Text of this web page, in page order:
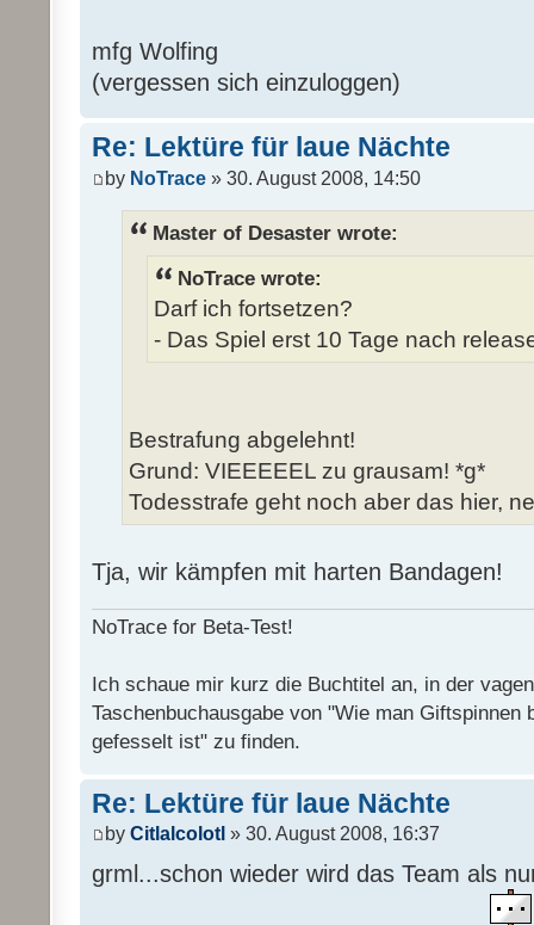
mfg Wolfing
(vergessen sich einzuloggen)
Re: Lektüre für laue Nächte
by NoTrace » 30. August 2008, 14:50
Master of Desaster wrote:
NoTrace wrote:
Darf ich fortsetzen?
- Das Spiel erst 10 Tage nach
Bestrafung abgelehnt!
Grund: VIEEEEEL zu grausam! *g*
Todesstrafe geht noch aber das hier,
Tja, wir kämpfen mit harten Bandagen!
NoTrace for Beta-Test!
Ich schaue mir kurz die Buchtitel an, in der
Taschenbuchausgabe von "Wie man Giftspinnen
gefesselt ist" zu finden.
Re: Lektüre für laue Nächte
by Citlalcolotl » 30. August 2008, 16:37
grml...schon wieder wird das Team als